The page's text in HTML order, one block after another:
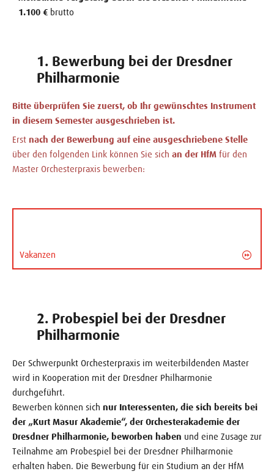
1.100 € brutto
1. Bewerbung bei der Dresdner
Philharmonie
Bitte überprüfen Sie zuerst, ob Ihr gewünschtes Instrument
in diesem Semester ausgeschrieben ist.
Erst nach der Bewerbung auf eine ausgeschriebene Stelle
über den folgenden Link können Sie sich an der HfM für den
Master Orchesterpraxis bewerben:
Vakanzen
2. Probespiel bei der Dresdner
Philharmonie
Der Schwerpunkt Orchesterpraxis im weiterbildenden Master
wird in Kooperation mit der Dresdner Philharmonie
durchgeführt.
Bewerben können sich nur Interessenten, die sich bereits bei
der „Kurt Masur Akademie“, der Orchesterakademie der
Dresdner Philharmonie, beworben haben und eine Zusage zur
Teilnahme am Probespiel bei der Dresdner Philharmonie
erhalten haben. Die Bewerbung für ein Studium an der HfM